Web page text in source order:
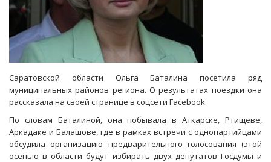
Саратовской области Ольга Баталина посетила ряд
муниципальных районов региона. О результатах поездки она
рассказала на своей странице в соцсети Facebook.
По словам Баталиной, она побывала в Аткарске, Ртищеве,
Аркадаке и Балашове, где в рамках встречи с однопартийцами
обсудила организацию предварительного голосования (этой
осенью в области будут избирать двух депутатов Госдумы и